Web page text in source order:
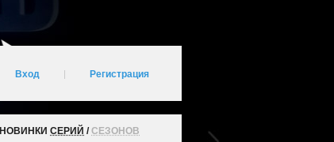
Вход Регистрация
НОВИНКИ СЕРИЙ /СЕЗОНОВ